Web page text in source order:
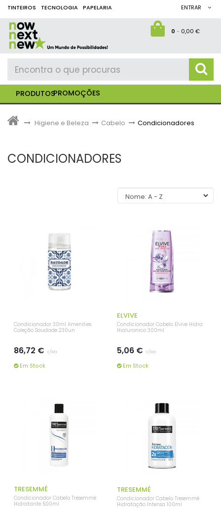
TINTEIROS TECNOLOGIA PAPELARIA ENTRAR
0- 0,00 €
PRODUTOSPROMOÇÕES
> Higiene e Beleza > Cabelo > Condicionadores
CONDICIONADORES
Condicionador 30ml Amenities
Coleção Saudade 230un
86,72 € c/iva
Em Stock
ELVIVE
Condicionador Cabelo Elvive Hidra
Hialuronico 300ml
5,06 € c/iva
Em Stock
TRESEMMÉ
Condicionador Cabelo Tresemmé
Hidratante 500ml
TRESEMMÉ
Condicionador Cabelo Tresemmé
Hidratação Intensa 100ml